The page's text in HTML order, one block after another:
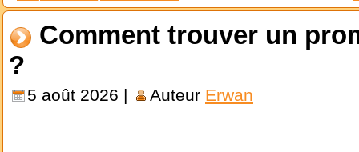
Comment trouver un
?
5 août 2026 | Auteur Erwan